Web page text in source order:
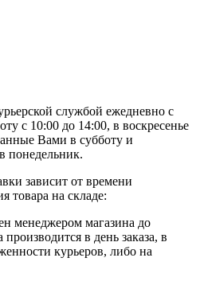
службой ежедневно с
с 10:00 до 14:00, в воскресенье
Вами в субботу и
понедельник.
зависит от времени
товара на складе:
менеджером магазина до
производится в день заказа, в
курьеров, либо на